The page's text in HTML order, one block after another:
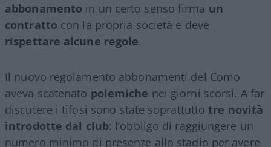
abbonamento in un certo senso firma un
contratto con la propria società e deve
rispettare alcune regole.
Il nuovo regolamento abbonamenti del Como
aveva scatenato polemiche nei giorni scorsi. A far
discutere i tifosi sono state soprattutto tre novità
introdotte dal club: l’obbligo di raggiungere un
numero minimo di presenze allo stadio per avere